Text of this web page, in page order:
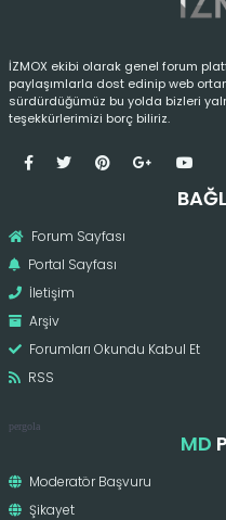
İZMOX ekibi olarak genel forum
paylaşımlarla dost edinip web
sürdürdüğümüz bu yolda bizleri
teşekkürlerimizi borç biliriz.
Forum Sayfası
Portal Sayfası
İletişim
Arşiv
Forumları Okundu Kabul Et
RSS
pergola
MD
Moderatör Başvuru
Şikayet